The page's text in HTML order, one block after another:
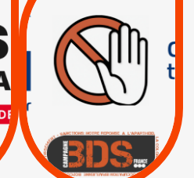
RESPECT DU DROIT
INTERNATIONAL ?
TRUMP, MACRON :
MÊME COMBAT
| Actus |
| Boycott militaire |
Lettres d'interpellation